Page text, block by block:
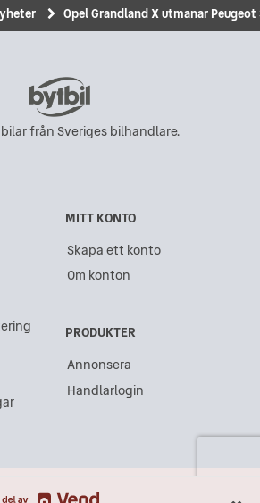
Opel Grandland X utmanar
bilar från Sveriges bilhandlare.
MITT KONTO
Skapa ett konto
Om konton
PRODUKTER
Annonsera
Handlarlogin